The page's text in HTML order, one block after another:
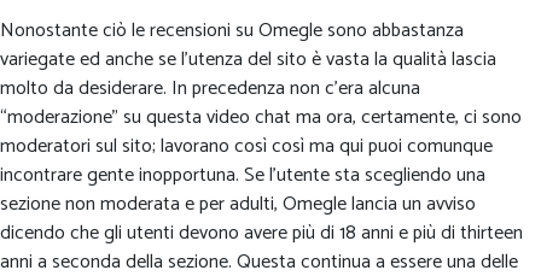
Nonostante ciò le recensioni su Omegle sono abbastanza
variegate ed anche se l’utenza del sito è vasta la qualità lascia
molto da desiderare. In precedenza non c’era alcuna
“moderazione” su questa video chat ma ora, certamente, ci sono
moderatori sul sito; lavorano così così ma qui puoi comunque
incontrare gente inopportuna. Se l’utente sta scegliendo una
sezione non moderata e per adulti, Omegle lancia un avviso
dicendo che gli utenti devono avere più di 18 anni e più di thirteen
anni a seconda della sezione. Questa continua a essere una delle